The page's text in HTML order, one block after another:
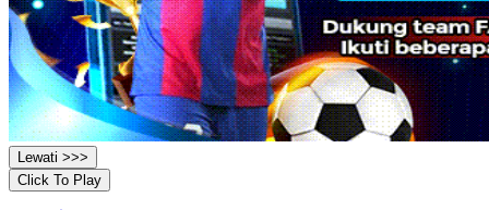
Lewati >>>
Click To Play